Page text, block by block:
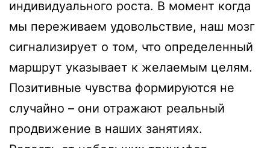
индивидуального роста. В момент когда
мы переживаем удовольствие, наш мозг
сигнализирует о том, что определенный
маршрут указывает к желаемым целям.
Позитивные чувства формируются не
случайно – они отражают реальный
продвижение в наших занятиях.